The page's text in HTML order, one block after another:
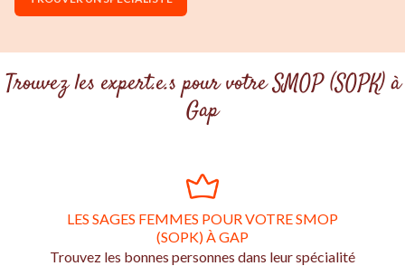
Trouvez les expert.e.s pour votre SMOP (SOPK) à
Gap
LES SAGES FEMMES POUR VOTRE SMOP
(SOPK) À GAP
Trouvez les bonnes personnes dans leur spécialité